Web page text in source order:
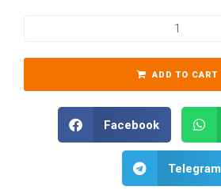
ADD TO CART
Facebook
Telegram